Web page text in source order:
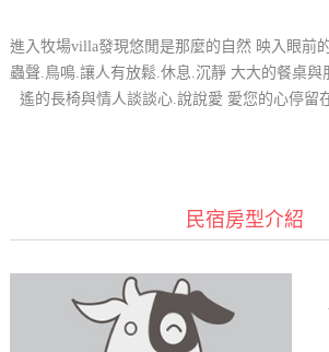
進入牧場villa發現悠閒是那麼的自然 映入眼前
蟲聲.鳥鳴.讓人有放鬆.休息.沉靜 大大的餐桌與
遙的長椅與情人談談心.說說愛 愛您的心
民宿房型介紹